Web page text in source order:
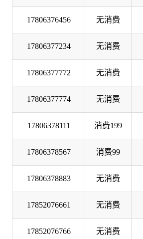
17806376456 无消费
17806377234 无消费
17806377772 无消费
17806377774 无消费
17806378111 消费199
17806378567 消费99
17806378883 无消费
17852076661 无消费
17852076766 无消费